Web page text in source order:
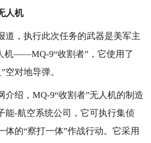
人机
，执行此次任务的武器是美军主
机——MQ-9“收割者”，它使用了
空对地导弹。
绍，MQ-9“收割者”无人机的制造
能-航空系统公司，它可执行集侦
体的“察打一体”作战行动。它采用